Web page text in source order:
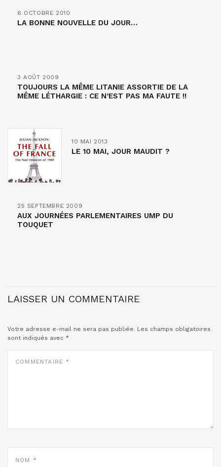
6 OCTOBRE 2010
LA BONNE NOUVELLE DU JOUR…
3 AOÛT 2009
TOUJOURS LA MÊME LITANIE ASSORTIE DE LA
MÊME LÉTHARGIE : CE N’EST PAS MA FAUTE !!
10 MAI 2013
LE 10 MAI, JOUR MAUDIT ?
25 SEPTEMBRE 2009
AUX JOURNÉES PARLEMENTAIRES UMP DU
TOUQUET
LAISSER UN COMMENTAIRE
Votre adresse e-mail ne sera pas publiée. Les champs obligatoires
sont indiqués avec *